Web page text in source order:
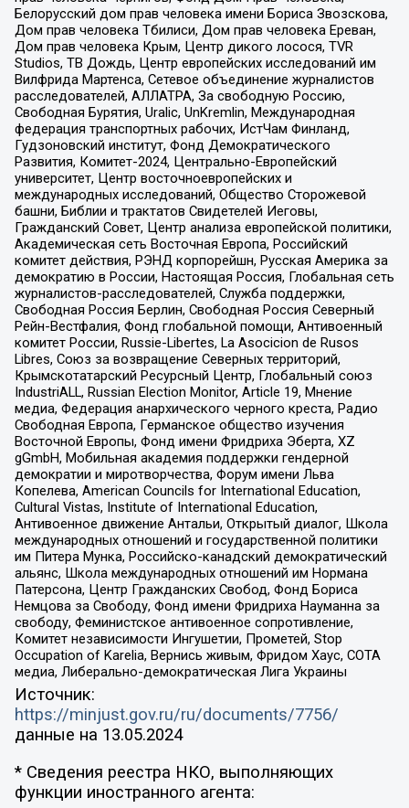
Белорусский дом прав человека имени Бориса Звозскова,
Дом прав человека Тбилиси, Дом прав человека Ереван,
Дом прав человека Крым, Центр дикого лосося, TVR
Studios, ТВ Дождь, Центр европейских исследований им
Вилфрида Мартенса, Сетевое объединение журналистов
расследователей, АЛЛАТРА, За свободную Россию,
Свободная Бурятия, Uralic, UnKremlin, Международная
федерация транспортных рабочих, ИстЧам Финланд,
Гудзоновский институт, Фонд Демократического
Развития, Комитет-2024, Центрально-Европейский
университет, Центр восточноевропейских и
международных исследований, Общество Сторожевой
башни, Библии и трактатов Свидетелей Иеговы,
Гражданский Совет, Центр анализа европейской политики,
Академическая сеть Восточная Европа, Российский
комитет действия, РЭНД корпорейшн, Русская Америка за
демократию в России, Настоящая Россия, Глобальная сеть
журналистов-расследователей, Служба поддержки,
Свободная Россия Берлин, Свободная Россия Северный
Рейн-Вестфалия, Фонд глобальной помощи, Антивоенный
комитет России, Russie-Libertes, La Asocicion de Rusos
Libres, Союз за возвращение Северных территорий,
Крымскотатарский Ресурсный Центр, Глобальный союз
IndustriALL, Russian Election Monitor, Article 19, Мнение
медиа, Федерация анархического черного креста, Радио
Свободная Европа, Германское общество изучения
Восточной Европы, Фонд имени Фридриха Эберта, XZ
gGmbH, Мобильная академия поддержки гендерной
демократии и миротворчества, Форум имени Льва
Копелева, American Councils for International Education,
Cultural Vistas, Institute of International Education,
Антивоенное движение Антальи, Открытый диалог, Школа
международных отношений и государственной политики
им Питера Мунка, Российско-канадский демократический
альянс, Школа международных отношений им Нормана
Патерсона, Центр Гражданских Свобод, Фонд Бориса
Немцова за Свободу, Фонд имени Фридриха Науманна за
свободу, Феминистское антивоенное сопротивление,
Комитет независимости Ингушетии, Прометей, Stop
Occupation of Karelia, Вернись живым, Фридом Хаус, СОТА
медиа, Либерально-демократическая Лига Украины
Источник:
https://minjust.gov.ru/ru/documents/7756/
данные на 13.05.2024
* Сведения реестра НКО, выполняющих
функции иностранного агента: